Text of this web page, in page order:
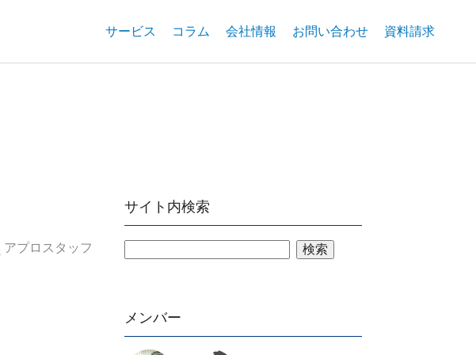
サービス コラム 会社情報 お問い合わせ 資料請求
アプロスタッフ
サイト内検索
検索
メンバー